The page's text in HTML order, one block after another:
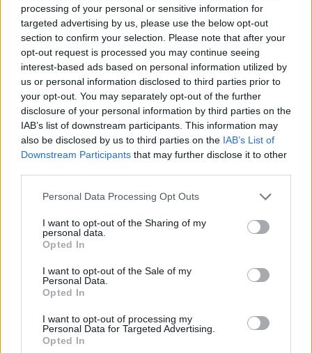
processing of your personal or sensitive information for
targeted advertising by us, please use the below opt-out
section to confirm your selection. Please note that after your
opt-out request is processed you may continue seeing
interest-based ads based on personal information utilized by
us or personal information disclosed to third parties prior to
your opt-out. You may separately opt-out of the further
disclosure of your personal information by third parties on the
IAB’s list of downstream participants. This information may
also be disclosed by us to third parties on the IAB’s List of
Downstream Participants that may further disclose it to other
Personal Data Processing Opt Outs
I want to opt-out of the Sharing of my
personal data.
Opted In
I want to opt-out of the Sale of my
Personal Data.
Opted In
I want to opt-out of processing my
Personal Data for Targeted Advertising.
Opted In
agrárminiszter pénteken a közmédiának
nyilatkozva.
Agrárszektor Konferencia 2026Valamennyi „forró”
agrártémával foglalkozik a Portfolio Csoport Agrárszektor
Konferenciája december 1-2-3-án Siófokon. Jelentkezzen
Ön is az év kihagyhatatlan agrárszakmai
csúcsrendezvényére!Információ és jelentkezésKiemelte: a
jelenlegi krízishelyzetben értékelik azt az áldozatos
munkát, amelyet az ágazat szereplői a folyamatos
élelmiszer-ellátás...
KEDVES OLVASÓNK!
A keresett cikk a portfolio.hu hírarchívumához
regisztrációhoz kötött.
Portfolio.hu teljes cikkarchívum
Kötéslisták: BÉT elmúlt 2 év napon belüli